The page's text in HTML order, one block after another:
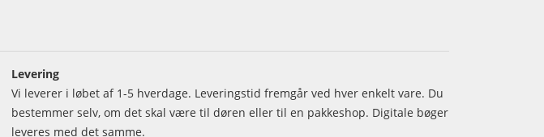
Levering
Vi leverer i løbet af 1-5 hverdage. Leveringstid fremgår ved hver enkelt vare. Du
bestemmer selv, om det skal være til døren eller til en pakkeshop. Digitale bøger
leveres med det samme.